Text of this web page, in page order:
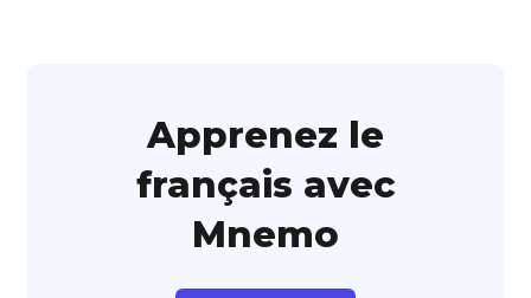
Apprenez le
français avec
Mnemo